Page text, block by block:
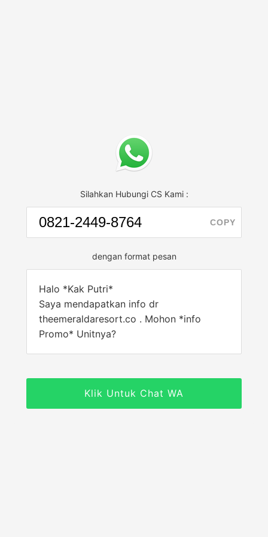
Silahkan Hubungi CS Kami :
COPY
dengan format pesan
Halo *Kak Putri*
Saya mendapatkan info dr
theemeraldaresort.co . Mohon *info
Promo* Unitnya?
Klik Untuk Chat WA